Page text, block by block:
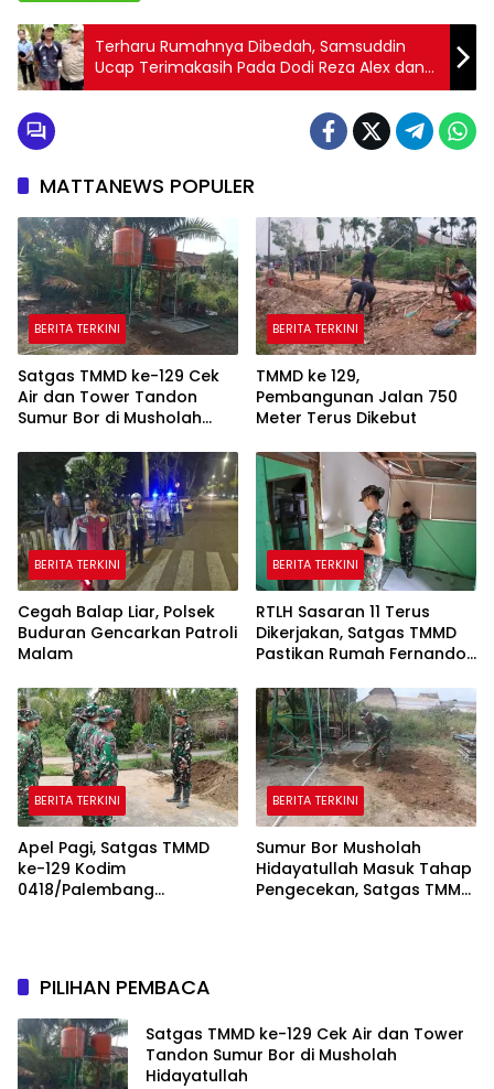
Terharu Rumahnya Dibedah, Samsuddin
Ucap Terimakasih Pada Dodi Reza Alex dan
Pemkab Muba
MATTANEWS POPULER
BERITA TERKINI
Satgas TMMD ke-129 Cek
Air dan Tower Tandon
Sumur Bor di Musholah
BERITA TERKINI
TMMD ke 129,
Pembangunan Jalan 750
Meter Terus Dikebut
BERITA TERKINI
Cegah Balap Liar, Polsek
Buduran Gencarkan Patroli
Malam
BERITA TERKINI
RTLH Sasaran 11 Terus
Dikerjakan, Satgas TMMD
Pastikan Rumah Fernando
BERITA TERKINI
Apel Pagi, Satgas TMMD
ke-129 Kodim
0418/Palembang
BERITA TERKINI
Sumur Bor Musholah
Hidayatullah Masuk Tahap
Pengecekan, Satgas TMMD
PILIHAN PEMBACA
Satgas TMMD ke-129 Cek Air dan Tower
Tandon Sumur Bor di Musholah
Hidayatullah